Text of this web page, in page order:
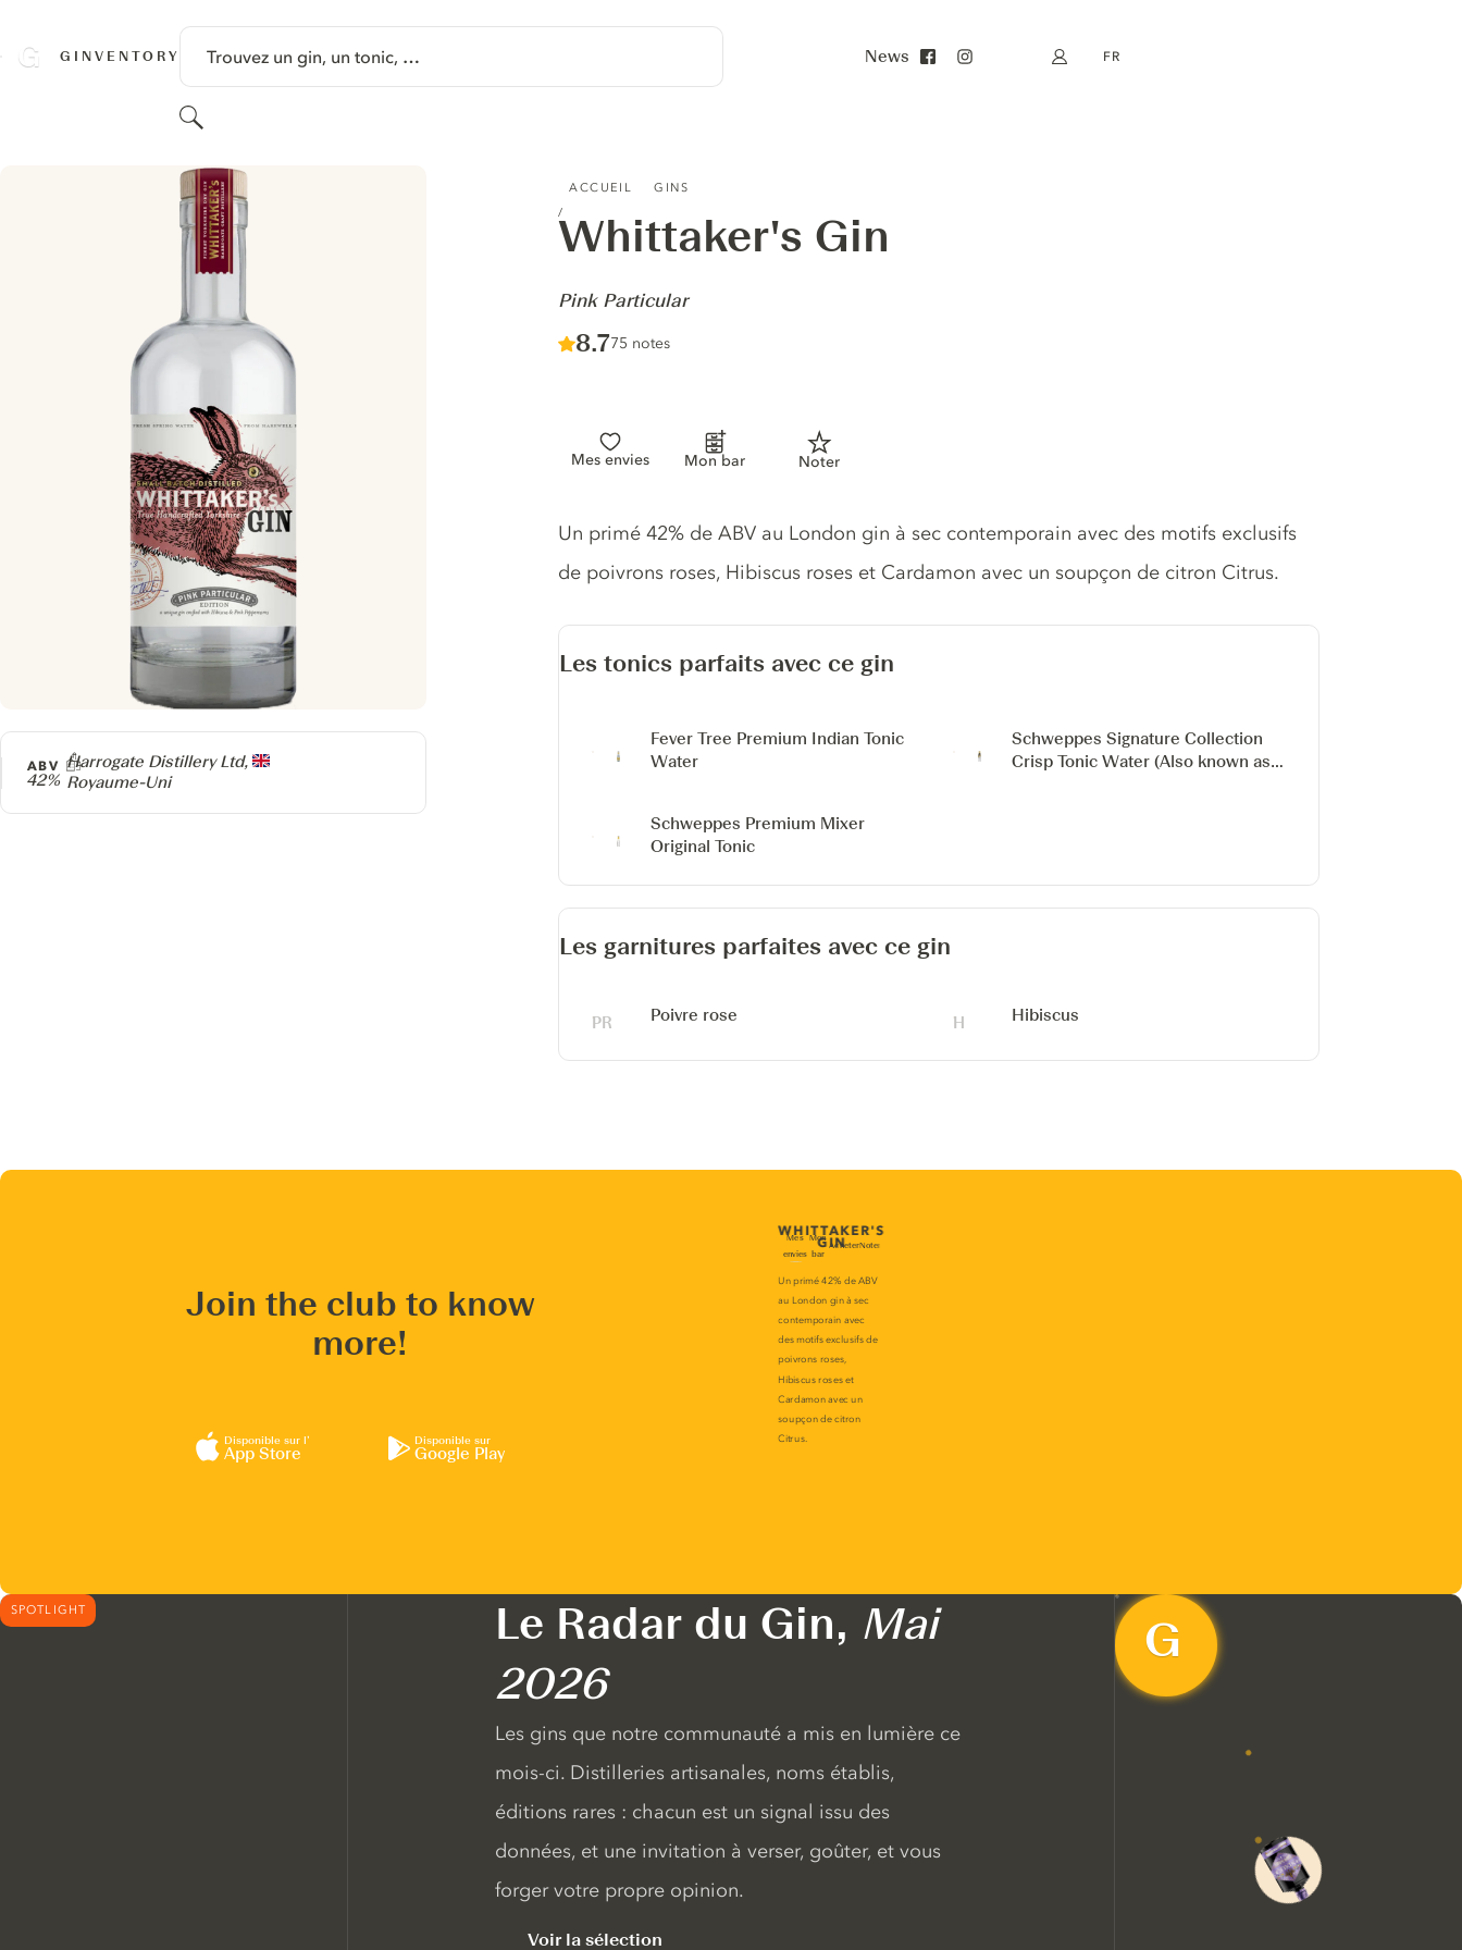
GINVENTORY Trouvez un gin, un tonic, …
Rechercher
News Mon compte
FR
ACCUEIL GINS
Whittaker's Gin
-
Pink Particular
Score :
8.7/ 10
75 notes
Mes envies Mon bar Noter
Producteur
Harrogate Distillery Ltd,
Royaume-Uni
ABV
42%
Description du gin
Un primé 42% de ABV au London gin à sec contemporain avec des motifs exclusifs
de poivrons roses, Hibiscus roses et Cardamon avec un soupçon de citron Citrus.
Les tonics parfaits avec ce gin
Fever Tree Premium Indian Tonic
Water
Schweppes Signature Collection
Crisp Tonic Water (Also known as
Schweppes Premium Mixer
Original Tonic
Les garnitures parfaites avec ce gin
Poivre rose Hibiscus
Join the club to know
more!
Disponible sur l’
App Store
Disponible sur
Google Play
SPOTLIGHT Le Radar du Gin, Mai
2026
Les gins que notre communauté a mis en lumière ce
mois-ci. Distilleries artisanales, noms établis,
éditions rares : chacun est un signal issu des
données, et une invitation à verser, goûter, et vous
forger votre propre opinion.
Voir la sélection